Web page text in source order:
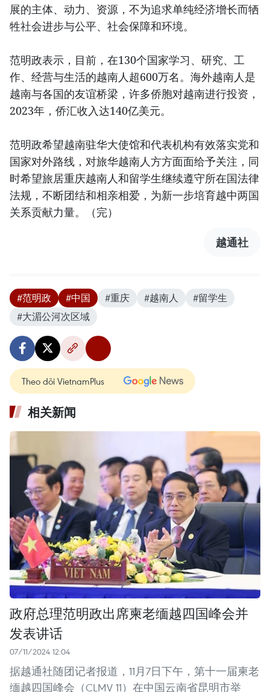
展的主体、动力、资源，不为追求单纯经济增长而牺
牲社会进步与公平、社会保障和环境。
范明政表示，目前，在130个国家学习、研究、工
作、经营与生活的越南人超600万名。海外越南人是
越南与各国的友谊桥梁，许多侨胞对越南进行投资，
2023年，侨汇收入达140亿美元。
范明政希望越南驻华大使馆和代表机构有效落实党和
国家对外路线，对旅华越南人方方面面给予关注，同
时希望旅居重庆越南人和留学生继续遵守所在国法律
法规，不断团结和相亲相爱，为新一步培育越中两国
关系贡献力量。（完）
越通社
#范明政 #中国 #重庆 #越南人
#留学生
#大湄公河次区域
Theo dõi VietnamPlus
相关新闻
政府总理范明政出席柬老缅越四国峰会并
发表讲话
07/11/2024 12:04
据越通社随团记者报道，11月7日下午，第十一届柬老
缅越四国峰会（CLMV 11）在中国云南省昆明市举